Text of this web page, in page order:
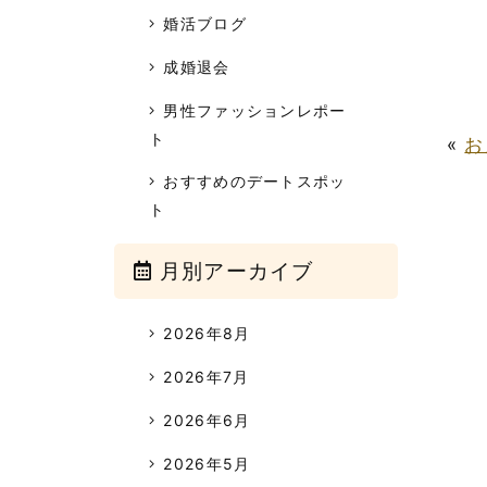
«
婚活ブログ
成婚退会
男性ファッションレポー
ト
おすすめのデートスポッ
ト
月別アーカイブ
2026年8月
2026年7月
2026年6月
2026年5月